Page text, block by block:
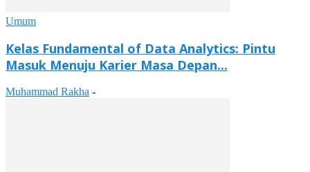
Umum
Kelas Fundamental of Data Analytics: Pintu
Masuk Menuju Karier Masa Depan...
Muhammad Rakha -